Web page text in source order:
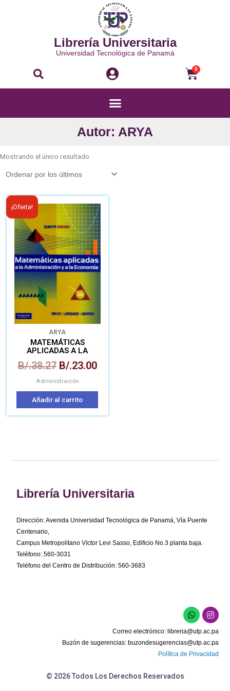
Librería Universitaria
Universidad Tecnológica de Panamá
Buscar 0
Menú
Autor: ARYA
Mostrando el único resultado
¡Oferta!
ARYA
MATEMÁTICAS
APLICADAS A LA
ECONOMÍA
B/.38.27
El
precio
original
era:
B/.38.27.
B/.23.00
El
precio
actual
es:
B/.23.00.
Administración
Añadir al carrito
Librería Universitaria
Dirección: Avenida Universidad Tecnológica de Panamá, Vía Puente
Centenario,
Campus Metropolitano Víctor Levi Sasso, Edificio No.3 planta baja.
Teléfono: 560-3031
Teléfono del Centro de Distribución: 560-3683
W
h
a
t
s
a
p
I
n
s
t
a
g
r
Correo electrónico: libreria@utp.ac.pa
Buzón de sugerencias: buzondesugerencias@utp.ac.pa
Política de Privacidad
© 2026 Todos Los Derechos Reservados